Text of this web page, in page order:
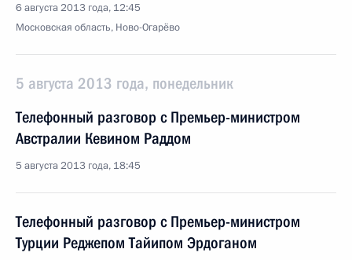
6 августа 2013 года, 12:45
Московская область, Ново-Огарёво
5 августа 2013 года, понедельник
Телефонный разговор с Премьер-министром
Австралии Кевином Раддом
5 августа 2013 года, 18:45
Телефонный разговор с Премьер-министром
Турции Реджепом Тайипом Эрдоганом